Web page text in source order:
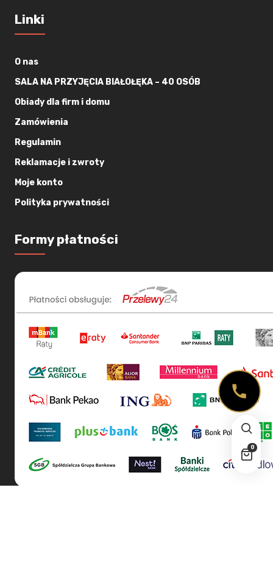
0
Linki
O nas
SALA NA PRZYJĘCIA BIAŁOŁĘKA – 40 OSÓB
Obiady dla firm i domu
Zamówienia
Regulamin
Reklamacje i zwroty
Moje konto
Polityka prywatności
Formy płatności